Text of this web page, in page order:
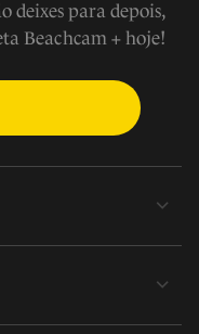
deixes para depois,
Beachcam + hoje!